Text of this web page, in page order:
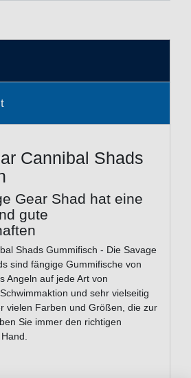
Cannibal Shads
Gear Shad hat eine
gute
Shads Gummifisch - Die Savage
sind fängige Gummifische von
Angeln auf jede Art von
und sehr vielseitig
vielen Farben und Größen, die zur
Sie immer den richtigen